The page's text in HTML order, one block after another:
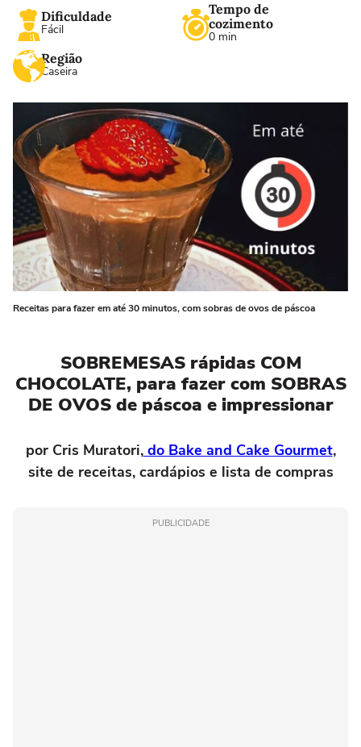
Dificuldade
Fácil
Tempo de
cozimento
0 min
Região
Caseira
Receitas para fazer em até 30 minutos, com sobras de ovos de páscoa
SOBREMESAS rápidas COM
CHOCOLATE, para fazer com SOBRAS
DE OVOS de páscoa e impressionar
por Cris Muratori,do Bake and Cake Gourmet,
site de receitas, cardápios e lista de compras
PUBLICIDADE